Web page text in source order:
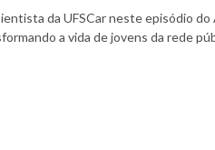
da UFSCar neste episódio
a vida de jovens da rede